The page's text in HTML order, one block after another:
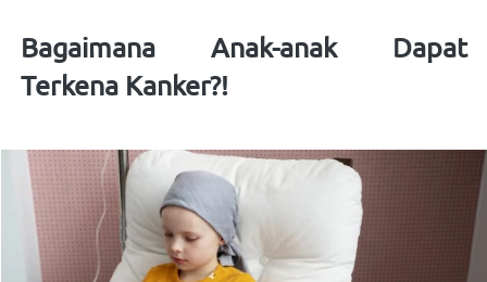
Bagaimana Anak-anak Dapat
Terkena Kanker?!